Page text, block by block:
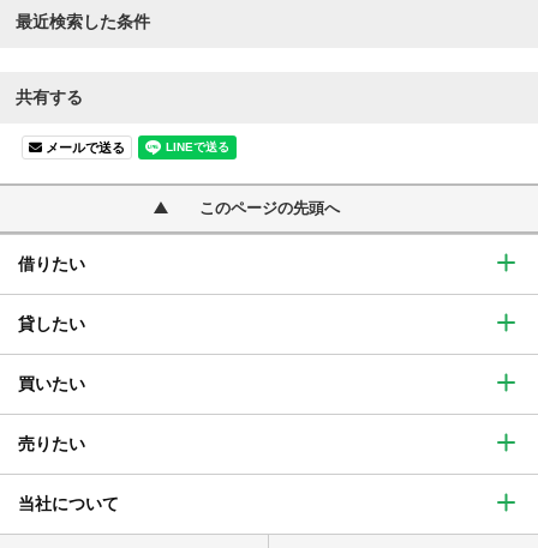
最近検索した条件
共有する
メールで送る
このページの先頭へ
借りたい
貸したい
買いたい
売りたい
当社について